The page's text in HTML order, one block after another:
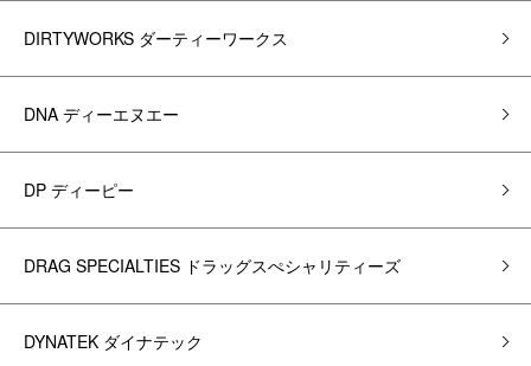
DIRTYWORKS ダーティーワークス
DNA ディーエヌエー
DP ディーピー
DRAG SPECIALTIES ドラッグスぺシャリティーズ
DYNATEK ダイナテック